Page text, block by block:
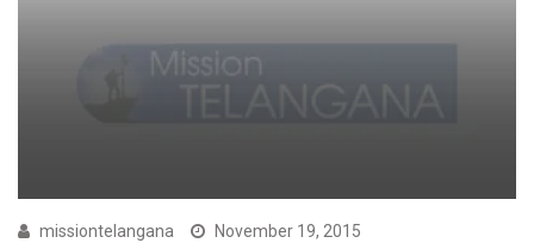
missiontelangana November 19, 2015